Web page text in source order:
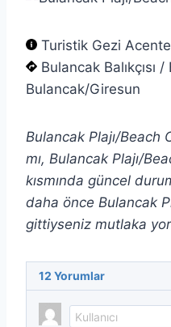
Turistik Gezi
Bulancak Balıkçısı
Bulancak/Giresun
Bulancak Plajı/Beach
mı, Bulancak Plajı/
kısmında güncel
daha önce Bulancak
gittiyseniz mutlaka
12 Yorumlar